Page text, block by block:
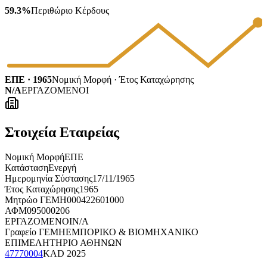
59.3%Περιθώριο Κέρδους
ΕΠΕ · 1965Νομική Μορφή · Έτος Καταχώρησης
N/AΕΡΓΑΖΟΜΕΝΟΙ
Στοιχεία Εταιρείας
Νομική ΜορφήΕΠΕ
ΚατάστασηΕνεργή
Ημερομηνία Σύστασης17/11/1965
Έτος Καταχώρησης1965
Μητρώο ΓΕΜΗ000422601000
ΑΦΜ095000206
ΕΡΓΑΖΟΜΕΝΟΙN/A
Γραφείο ΓΕΜΗΕΜΠΟΡΙΚΟ & ΒΙΟΜΗΧΑΝΙΚΟ
ΕΠΙΜΕΛΗΤΗΡΙΟ ΑΘΗΝΩΝ
47770004KAD 2025